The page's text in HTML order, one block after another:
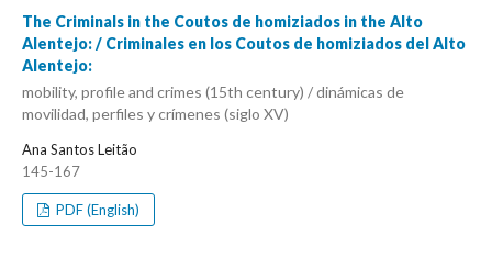
The Criminals in the Coutos de homiziados in the Alto
Alentejo: / Criminales en los Coutos de homiziados del Alto
Alentejo:
mobility, profile and crimes (15th century) / dinámicas de
movilidad, perfiles y crímenes (siglo XV)
Ana Santos Leitão
145-167
PDF (English)